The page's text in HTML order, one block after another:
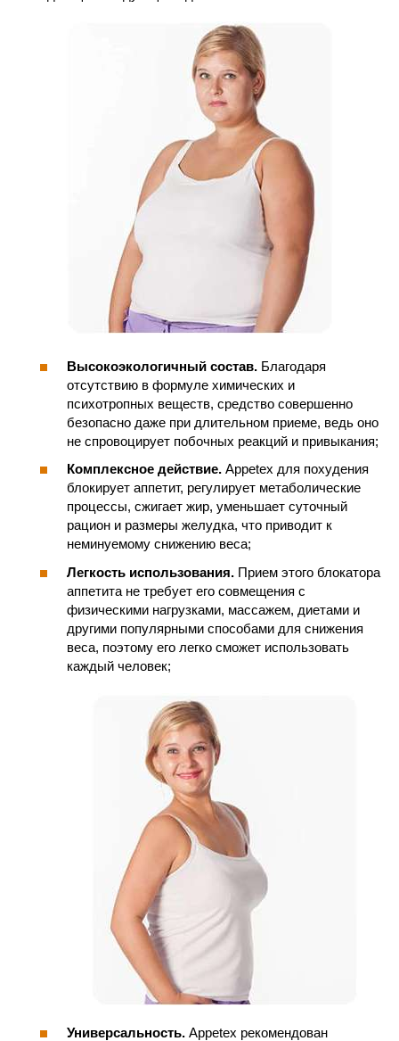
Высокоэкологичный состав. Благодаря
отсутствию в формуле химических и
психотропных веществ, средство совершенно
безопасно даже при длительном приеме, ведь оно
не спровоцирует побочных реакций и привыкания;
Комплексное действие. Appetex для похудения
блокирует аппетит, регулирует метаболические
процессы, сжигает жир, уменьшает суточный
рацион и размеры желудка, что приводит к
неминуемому снижению веса;
Легкость использования. Прием этого блокатора
аппетита не требует его совмещения с
физическими нагрузками, массажем, диетами и
другими популярными способами для снижения
веса, поэтому его легко сможет использовать
каждый человек;
Универсальность. Appetex рекомендован